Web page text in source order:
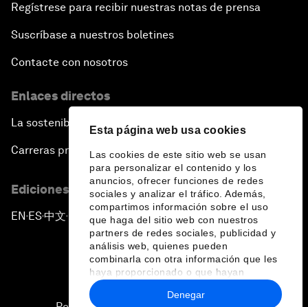
Esta página web usa cookies
Las cookies de este sitio web se usan
para personalizar el contenido y los
anuncios, ofrecer funciones de redes
sociales y analizar el tráfico. Además,
compartimos información sobre el uso
que haga del sitio web con nuestros
partners de redes sociales, publicidad y
análisis web, quienes pueden
combinarla con otra información que les
haya proporcionado o que hayan
recopilado a partir del uso que haya
hecho de sus servicios.
Denegar
Regístrese para recibir nuestras notas de prensa
Suscríbase a nuestros boletines
Contacte con nosotros
Enlaces directos
La sostenibilidad en el Foro
Carreras profesionales
Ediciones en otros idiomas
EN ▪ ES▪中文▪ 日本語